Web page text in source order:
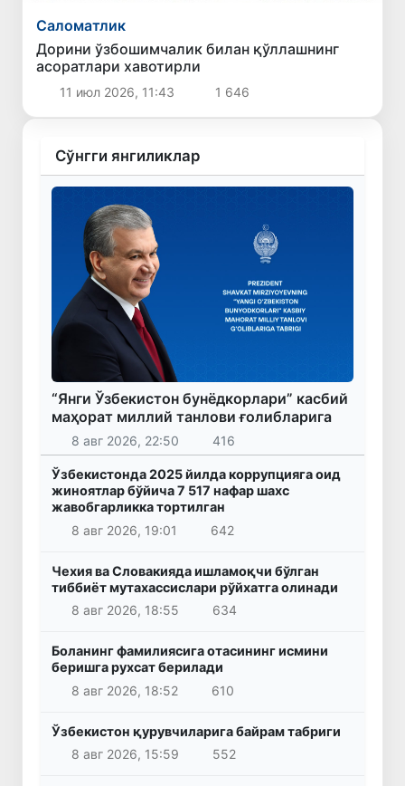
Саломатлик
Дорини ўзбошимчалик билан қўллашнинг
асоратлари хавотирли
11 июл 2026, 11:43 1 646
Сўнгги янгиликлар
“Янги Ўзбекистон бунёдкорлари” касбий
маҳорат миллий танлови ғолибларига
8 авг 2026, 22:50 416
Ўзбекистонда 2025 йилда коррупцияга оид
жиноятлар бўйича 7 517 нафар шахс
жавобгарликка тортилган
8 авг 2026, 19:01
642
Чехия ва Словакияда ишламоқчи бўлган
тиббиёт мутахассислари рўйхатга олинади
8 авг 2026, 18:55
634
Боланинг фамилиясига отасининг исмини
беришга рухсат берилади
8 авг 2026, 18:52
610
Ўзбекистон қурувчиларига байрам табриги
8 авг 2026, 15:59
552